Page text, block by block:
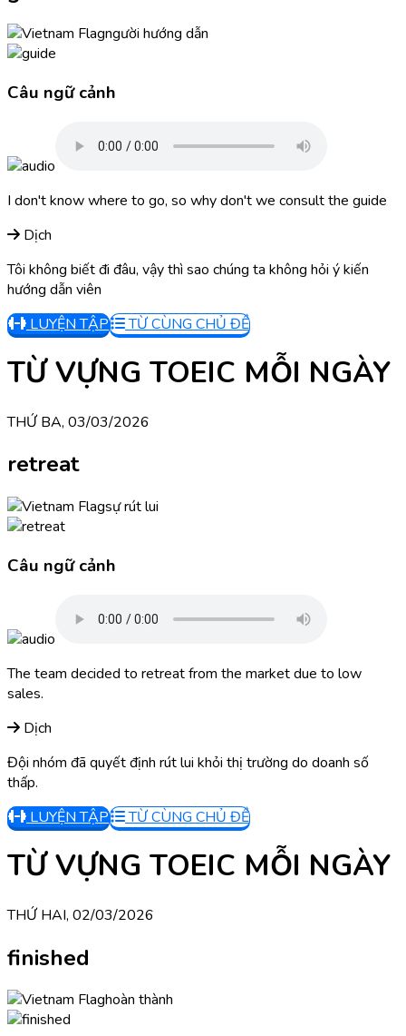
người hướng dẫn
Câu ngữ cảnh
I don't know where to go, so why don't we consult the guide
Dịch
Tôi không biết đi đâu, vậy thì sao chúng ta không hỏi ý kiến
hướng dẫn viên
LUYỆN TẬP
TỪ CÙNG CHỦ ĐỀ
TỪ VỰNG TOEIC MỖI NGÀY
THỨ BA, 03/03/2026
retreat
sự rút lui
Câu ngữ cảnh
The team decided to retreat from the market due to low
sales.
Dịch
Đội nhóm đã quyết định rút lui khỏi thị trường do doanh số
thấp.
LUYỆN TẬP
TỪ CÙNG CHỦ ĐỀ
TỪ VỰNG TOEIC MỖI NGÀY
THỨ HAI, 02/03/2026
finished
hoàn thành